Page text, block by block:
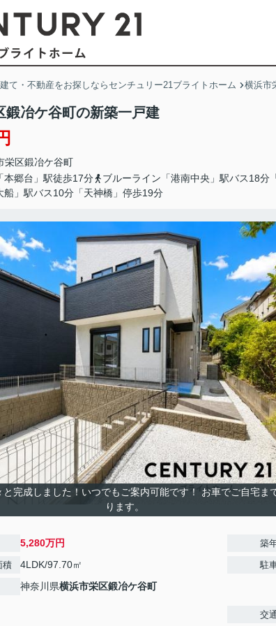
て・不動産をお探しならセンチュリー21ブライトホーム 横浜市
鍛冶ケ谷町の新築一戸建
栄区鍛冶ケ谷町
本郷台」駅徒歩17分
ブルーライン「港南中央」駅バス18分
船」駅バス10分「天神橋」停歩19分
と完成しました！いつでもご案内可能です！ お車でご自宅ま
ります。
5,280万円
積 4LDK/97.70㎡
神奈川県横浜市栄区鍛冶ケ谷町
築
駐
交